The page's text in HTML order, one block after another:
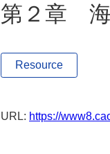
第２章 海
Resource
URL: https://